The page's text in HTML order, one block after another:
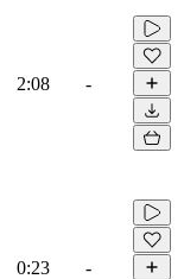
2:08 -
0:23 -